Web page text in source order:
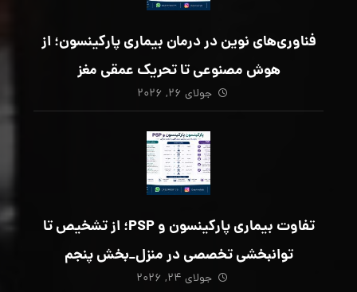
فناوری‌های نوین در درمان بیماری پارکینسون؛ از
هوش مصنوعی تا تحریک عمقی مغز
جولای ۲۶, ۲۰۲۶
تفاوت بیماری پارکینسون و PSP؛ از تشخیص تا
توانبخشی تخصصی در منزل_بخش پنجم
جولای ۲۴, ۲۰۲۶